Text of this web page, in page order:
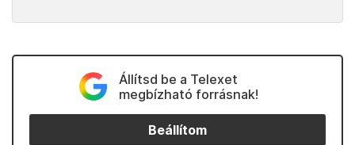
Állítsd be a Telexet
megbízható forrásnak!
Beállítom